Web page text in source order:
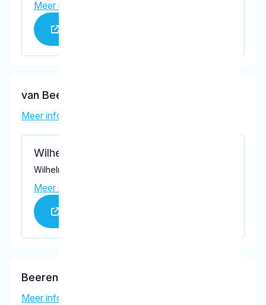
Meer informatie praktijk
van Beek, S.R.
Meer informatie tandarts
Wilhelminapark Tandartsen
Wilhelminapark 122, Tilburg 5041 EH
Meer informatie praktijk
Beerens, L.J.M.
Meer informatie tandarts